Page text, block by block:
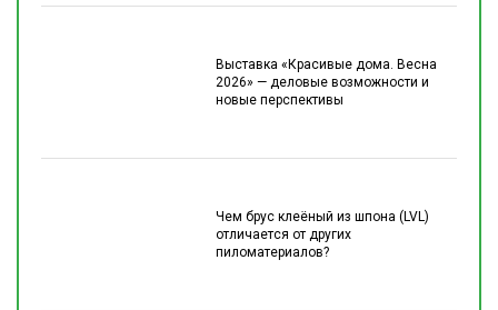
Выставка «Красивые дома. Весна
2026» — деловые возможности и
новые перспективы
Чем брус клеёный из шпона (LVL)
отличается от других
пиломатериалов?